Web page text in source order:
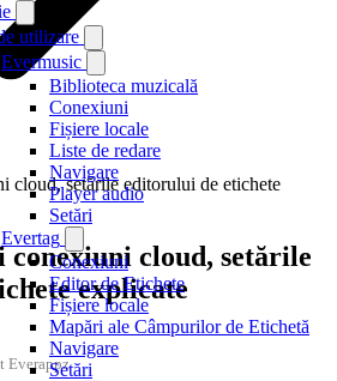
utilizare
Evermusic
Biblioteca muzicală
Conexiuni
Fișiere locale
Liste de redare
Navigare
Player audio
Setări
Evertag
Conexiuni
Editor de Etichete
Fișiere locale
Mapări ale Câmpurilor de Etichetă
Navigare
Setări
cloud, setările editorului de etichete
conexiuni cloud, setările
explicate
Everappz